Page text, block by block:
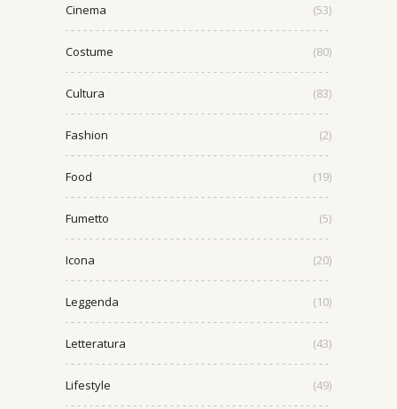
Cinema (53)
Costume (80)
Cultura (83)
Fashion (2)
Food (19)
Fumetto (5)
Icona (20)
Leggenda (10)
Letteratura (43)
Lifestyle (49)